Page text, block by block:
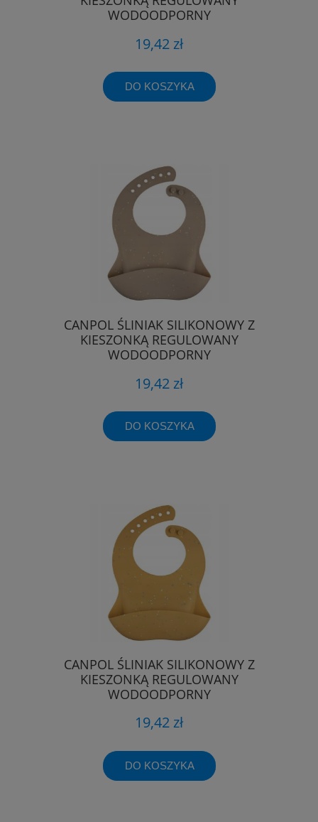
WODOODPORNY
19,42 zł
DO KOSZYKA
CANPOL ŚLINIAK SILIKONOWY Z
KIESZONKĄ REGULOWANY
WODOODPORNY
19,42 zł
DO KOSZYKA
CANPOL ŚLINIAK SILIKONOWY Z
KIESZONKĄ REGULOWANY
WODOODPORNY
19,42 zł
DO KOSZYKA